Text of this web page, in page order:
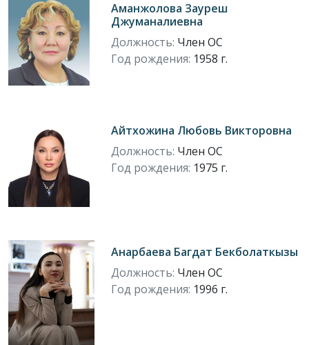
Аманжолова Зауреш
Джуманалиевна
Должность: Член ОС
Год рождения: 1958 г.
Айтхожина Любовь Викторовна
Должность: Член ОС
Год рождения: 1975 г.
Анарбаева Багдат Бекболаткызы
Должность: Член ОС
Год рождения: 1996 г.